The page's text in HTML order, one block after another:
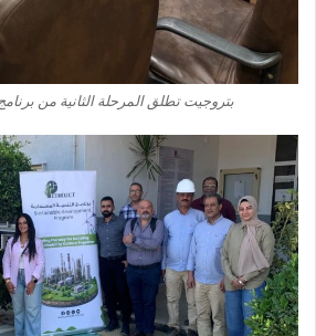
بتروجيت تطلق المرحلة الثانية من برنامج